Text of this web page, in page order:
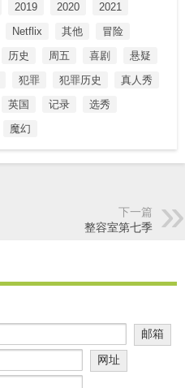
2019 2020
2021
Netflix 其他
冒险
历史 周五 喜剧
悬疑
犯罪 犯罪历史
真人秀
英国 记录
选秀
魔幻
下一篇
整容室第七季
邮箱
网址